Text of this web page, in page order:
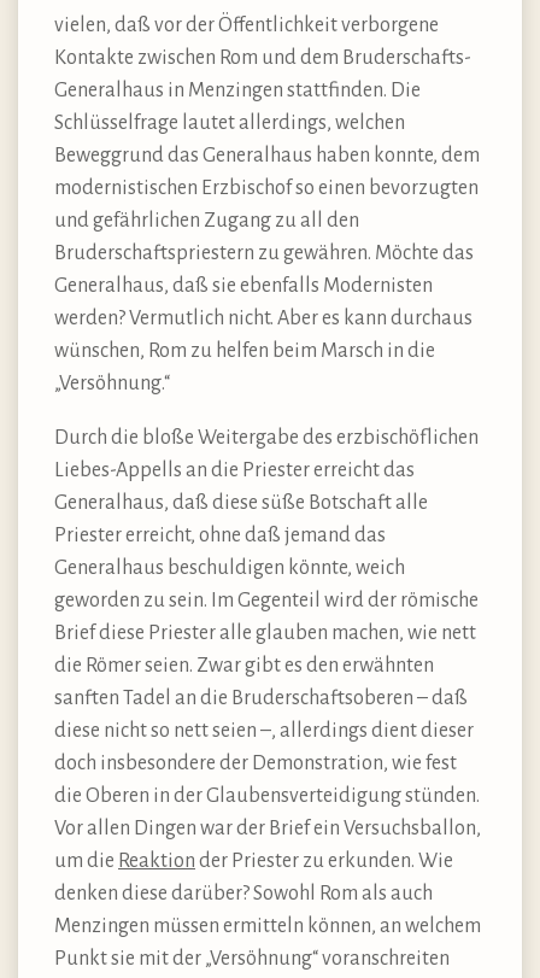
vielen, daß vor der Öffentlichkeit verborgene
Kontakte zwischen Rom und dem Bruderschafts-
Generalhaus in Menzingen stattfinden. Die
Schlüsselfrage lautet allerdings, welchen
Beweggrund das Generalhaus haben konnte, dem
modernistischen Erzbischof so einen bevorzugten
und gefährlichen Zugang zu all den
Bruderschaftspriestern zu gewähren. Möchte das
Generalhaus, daß sie ebenfalls Modernisten
werden? Vermutlich nicht. Aber es kann durchaus
wünschen, Rom zu helfen beim Marsch in die
„Versöhnung.“
Durch die bloße Weitergabe des erzbischöflichen
Liebes-Appells an die Priester erreicht das
Generalhaus, daß diese süße Botschaft alle
Priester erreicht, ohne daß jemand das
Generalhaus beschuldigen könnte, weich
geworden zu sein. Im Gegenteil wird der römische
Brief diese Priester alle glauben machen, wie nett
die Römer seien. Zwar gibt es den erwähnten
sanften Tadel an die Bruderschaftsoberen – daß
diese nicht so nett seien –, allerdings dient dieser
doch insbesondere der Demonstration, wie fest
die Oberen in der Glaubensverteidigung stünden.
Vor allen Dingen war der Brief ein Versuchsballon,
um die Reaktion der Priester zu erkunden. Wie
denken diese darüber? Sowohl Rom als auch
Menzingen müssen ermitteln können, an welchem
Punkt sie mit der „Versöhnung“ voranschreiten